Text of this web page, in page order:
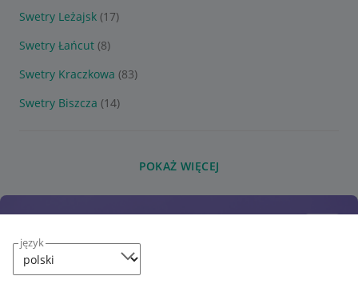
język
Swetry Leżajsk (17)
Swetry Łańcut (8)
Swetry Kraczkowa (83)
Swetry Biszcza (14)
POKAŻ WIĘCEJ